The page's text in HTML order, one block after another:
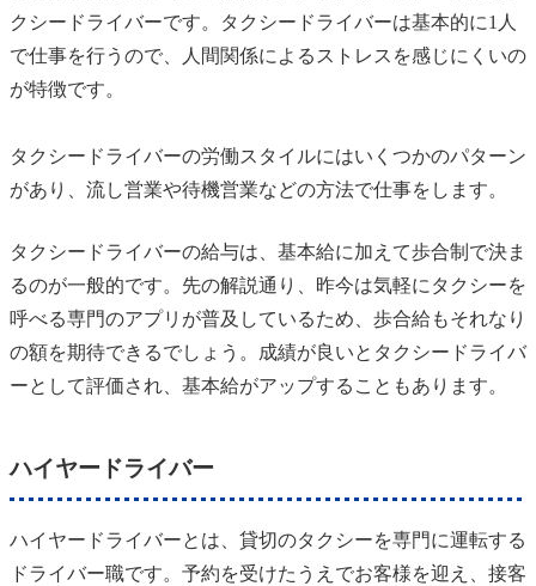
クシードライバーです。タクシードライバーは基本的に1人
で仕事を行うので、人間関係によるストレスを感じにくいの
が特徴です。
タクシードライバーの労働スタイルにはいくつかのパターン
があり、流し営業や待機営業などの方法で仕事をします。
タクシードライバーの給与は、基本給に加えて歩合制で決ま
るのが一般的です。先の解説通り、昨今は気軽にタクシーを
呼べる専門のアプリが普及しているため、歩合給もそれなり
の額を期待できるでしょう。成績が良いとタクシードライバ
ーとして評価され、基本給がアップすることもあります。
ハイヤードライバー
ハイヤードライバーとは、貸切のタクシーを専門に運転する
ドライバー職です。予約を受けたうえでお客様を迎え、接客